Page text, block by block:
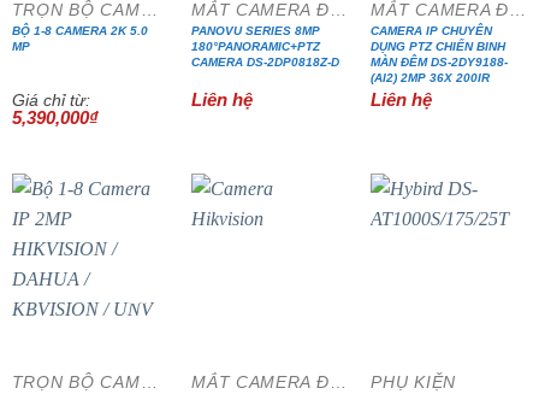
TRỌN BỘ CAMERA CÁP ĐỒNG TRỤC
BỘ 1-8 CAMERA 2K 5.0
MP
Giá chỉ từ:
5,390,000₫
MẮT CAMERA ĐẶC CHỦNG
PANOVU SERIES 8MP
180°PANORAMIC+PTZ
CAMERA DS-2DP0818Z-D
Liên hệ
MẮT CAMERA ĐẶC CHỦNG
CAMERA IP CHUYÊN
DỤNG PTZ CHIẾN BINH
MÀN ĐÊM DS-2DY9188-
(AI2) 2MP 36X 200IR
Liên hệ
TRỌN BỘ CAMERA IP CAO CẤP MẮT CAMERA ĐẶC CHỦNG PHỤ KIỆN